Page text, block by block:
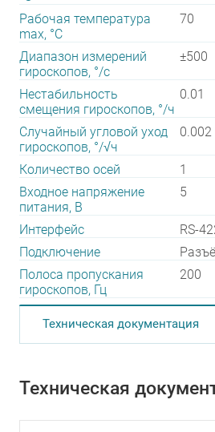
Рабочая температура
max, °С
70
Диапазон измерений
гироскопов, °/с
±500
Нестабильность
смещения гироскопов, °/ч
0.01
Случайный угловой уход
гироскопов, °/√ч
0.002
Количество осей
1
Входное напряжение
питания, В
5
Интерфейс
RS-
Подключение
Полоса пропускания
гироскопов, Гц
200
Техническая документация
Техническая